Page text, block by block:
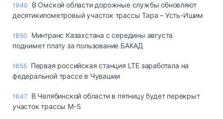
19:40
В Омской области дорожные службы обновляют
десятикилометровый участок трассы Тара – Усть-Ишим
18:50
Минтранс Казахстана с середины августа
поднимет плату за пользование БАКАД
16:55 Первая российская станция LTE заработала на
федеральной трассе в Чувашии
16:47
В Челябинской области в пятницу будет перекрыт
участок трассы М-5